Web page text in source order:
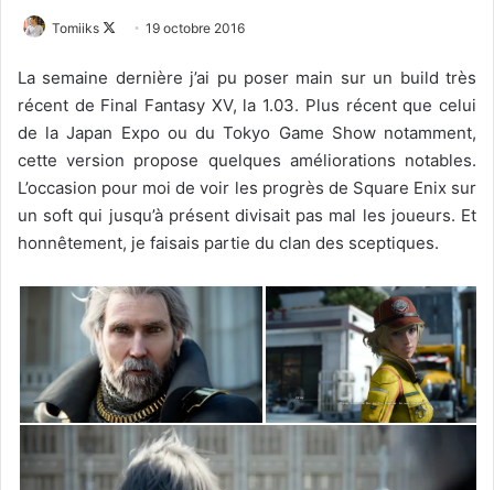
Tomiiks
Follow
X
19 octobre 2016
La semaine dernière j’ai pu poser main sur un build très
récent de Final Fantasy XV, la 1.03. Plus récent que celui
de la Japan Expo ou du Tokyo Game Show notamment,
cette version propose quelques améliorations notables.
L’occasion pour moi de voir les progrès de Square Enix sur
un soft qui jusqu’à présent divisait pas mal les joueurs. Et
honnêtement, je faisais partie du clan des sceptiques.